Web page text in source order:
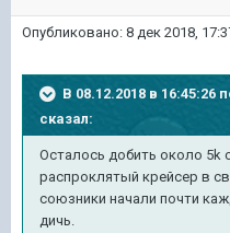
Опубликовано: 8 дек 2018,
В 08.12.2018 в 16:45:26
сказал:
Осталось добить около 5k
распроклятый крейсер в
союзники начали почти
дичь.